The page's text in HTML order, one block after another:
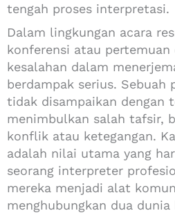
tengah proses interpretasi.
Dalam lingkungan acara
konferensi atau
kesalahan dalam
berdampak serius. Sebuah
tidak disampaikan dengan
menimbulkan salah tafsir,
konflik atau ketegangan.
adalah nilai utama yang
seorang interpreter
mereka menjadi alat
menghubungkan dua dunia